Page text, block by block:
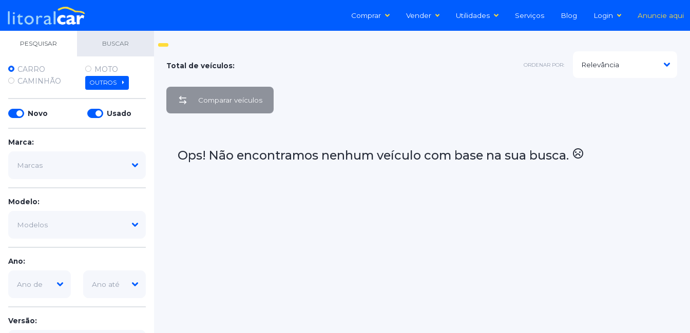
Comprar Vender Utilidades Serviços Blog Login Anuncie aqui
PESQUISAR BUSCAR
CARRO
MOTO
CAMINHÃO
OUTROS
Novo Usado
Marca:
Modelo:
Ano:
Versão:
Total de veículos: ORDENAR POR:
Comparar veículos
Ops! Não encontramos nenhum veículo com base na sua busca.